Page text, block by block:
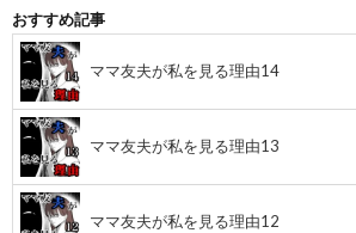
おすすめ記事
ママ友夫が私を見る理由14
ママ友夫が私を見る理由13
ママ友夫が私を見る理由12